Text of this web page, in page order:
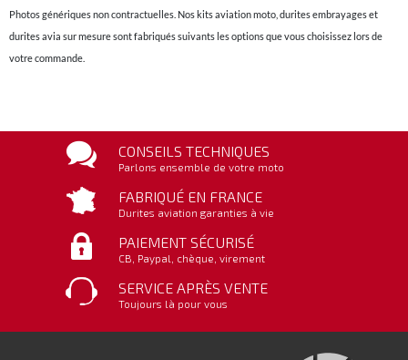
Photos génériques non contractuelles. Nos kits aviation moto, durites embrayages et
durites avia sur mesure sont fabriqués suivants les options que vous choisissez lors de
votre commande.
CONSEILS TECHNIQUES
Parlons ensemble de votre moto
FABRIQUÉ EN FRANCE
Durites aviation garanties à vie
PAIEMENT SÉCURISÉ
CB, Paypal, chèque, virement
SERVICE APRÈS VENTE
Toujours là pour vous